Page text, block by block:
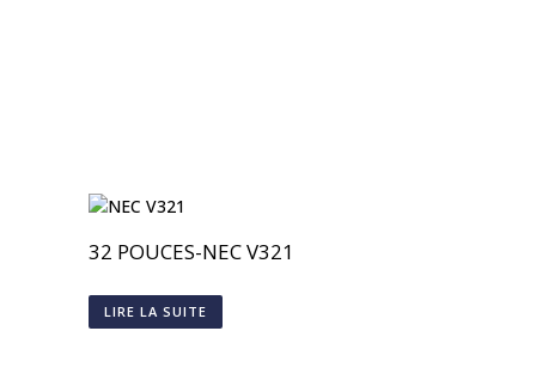
32 POUCES-NEC V321
LIRE LA SUITE